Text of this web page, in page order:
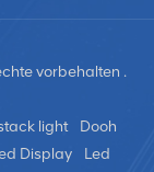
vorbehalten .
light
Dooh
Display
Led